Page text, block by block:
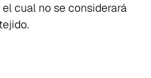
cual no se considerará